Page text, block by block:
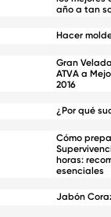
año a tan
Hacer
Gran
ATVA a
2016
¿Por qué
Cómo
horas:
esenciales
Jabón